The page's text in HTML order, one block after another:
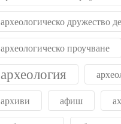
археологическо дружество
археологическо проучване
археология
архиви афиш